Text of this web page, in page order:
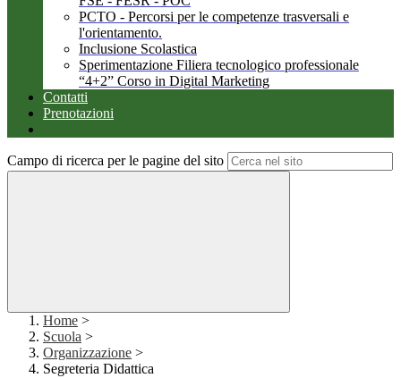
PCTO - Percorsi per le competenze trasversali e
l'orientamento.
Inclusione Scolastica
Sperimentazione Filiera tecnologico professionale
“4+2” Corso in Digital Marketing
Contatti
Prenotazioni
Campo di ricerca per le pagine del sito
Home >
Scuola >
Organizzazione >
Segreteria Didattica